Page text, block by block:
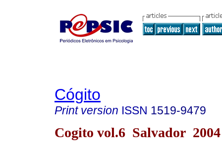
Cógito
Print version ISSN 1519-9479
Cogito vol.6 Salvador 2004